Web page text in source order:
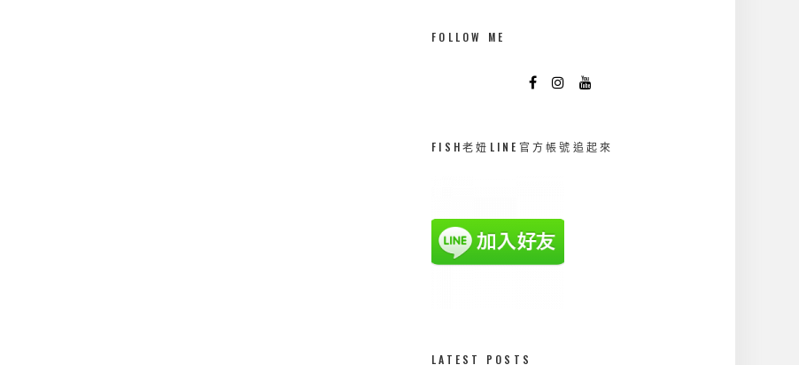
FOLLOW ME
FISH老妞LINE官方帳號追起來
LATEST POSTS